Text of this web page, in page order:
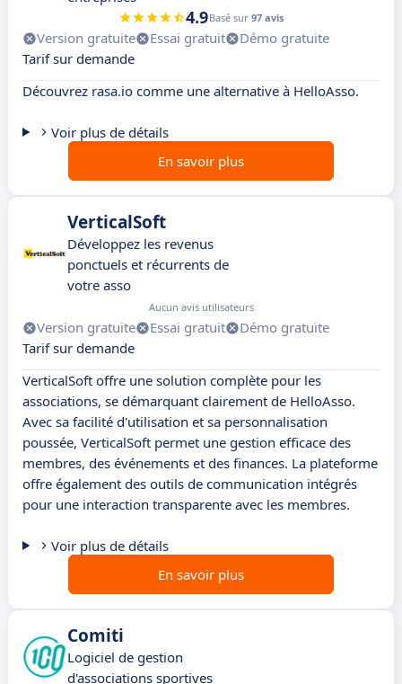
4.9Basé sur 97 avis
Version gratuite Essai gratuit
Démo gratuite
Tarif sur demande
Découvrez rasa.io comme une alternative à HelloAsso.
Voir plus de détails
En savoir plus
VerticalSoft
Développez les revenus
ponctuels et récurrents de
votre asso
Aucun avis utilisateurs
Version gratuite Essai gratuit
Démo gratuite
Tarif sur demande
VerticalSoft offre une solution complète pour les
associations, se démarquant clairement de HelloAsso.
Avec sa facilité d'utilisation et sa personnalisation
poussée, VerticalSoft permet une gestion efficace des
membres, des événements et des finances. La plateforme
offre également des outils de communication intégrés
pour une interaction transparente avec les membres.
Voir plus de détails
En savoir plus
Comiti
Logiciel de gestion
d'associations sportives